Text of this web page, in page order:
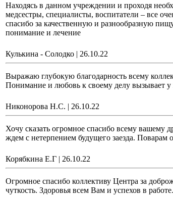
Находясь в данном учреждении и проходя
медсестры, специалисты, воспитатели – все
спасибо за качественную и разнообразную
понимание и лечение
Кулькина - Солодко | 26.10.22
Выражаю глубокую благодарность всему
Понимание и любовь к своему делу вызывает
Никонорова Н.С. | 26.10.22
Хочу сказать огромное спасибо всему вашему
ждем с нетерпением будущего заезда. Поварам
Корябкина Е.Г | 26.10.22
Огромное спасибо коллективу Центра за
чуткость. Здоровья всем Вам и успехов в работе.